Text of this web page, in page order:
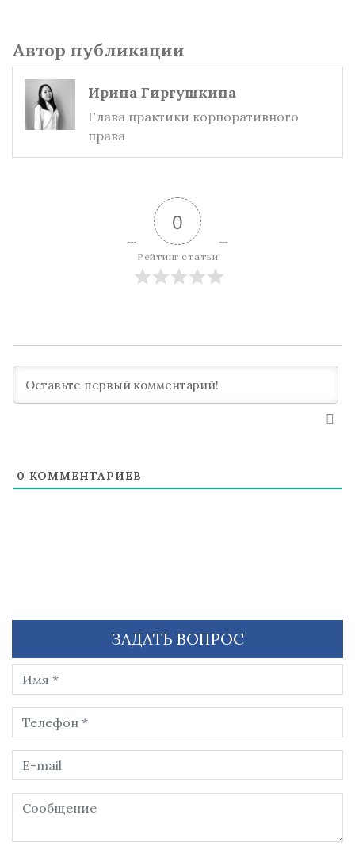
Автор публикации
Ирина Гиргушкина
Глава практики корпоративного
права
0
Рейтинг статьи
0 КОММЕНТАРИЕВ
ЗАДАТЬ ВОПРОС